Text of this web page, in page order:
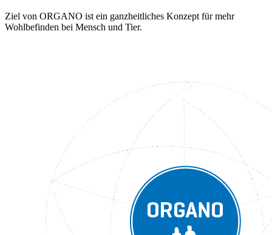
Ziel von ORGANO ist ein ganzheitliches Konzept für mehr
Wohlbefinden bei Mensch und Tier.